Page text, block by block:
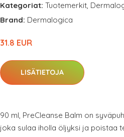
Kategoriat: Tuotemerkit,
Brand: Dermalogica
31.8 EUR
LISÄTIETOJA
90 ml, PreCleanse Balm on
joka sulaa iholla öljyksi ja poistaa